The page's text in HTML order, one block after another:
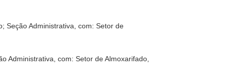
Seção Administrativa, com: Setor de
Administrativa, com: Setor de Almoxarifado,